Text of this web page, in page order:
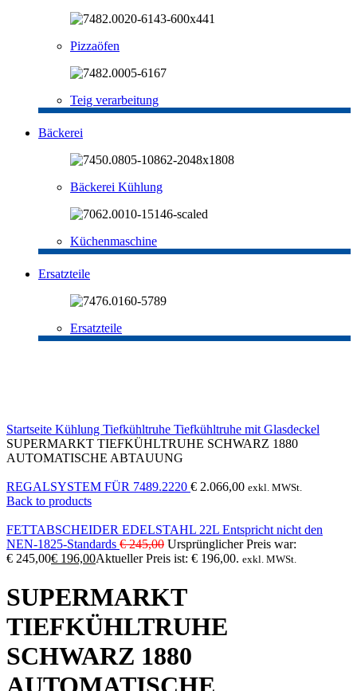
Pizzaöfen
Teig verarbeitung
Bäckerei
Bäckerei Kühlung
Küchenmaschine
Ersatzteile
Ersatzteile
Startseite Kühlung Tiefkühltruhe Tiefkühltruhe mit Glasdeckel
SUPERMARKT TIEFKÜHLTRUHE SCHWARZ 1880
AUTOMATISCHE ABTAUUNG
REGALSYSTEM FÜR 7489.2220 € 2.066,00 exkl. MWSt.
Back to products
FETTABSCHEIDER EDELSTAHL 22L Entspricht nicht den
NEN-1825-Standards €245,00 Ursprünglicher Preis war:
€ 245,00€ 196,00Aktueller Preis ist: € 196,00. exkl. MWSt.
SUPERMARKT
TIEFKÜHLTRUHE
SCHWARZ 1880